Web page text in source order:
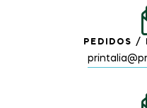
PEDIDOS /